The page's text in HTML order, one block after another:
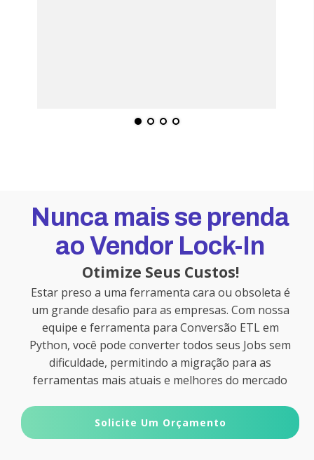
Nunca mais se prenda
ao Vendor Lock-In
Otimize Seus Custos!
Estar preso a uma ferramenta cara ou obsoleta é
um grande desafio para as empresas. Com nossa
equipe e ferramenta para Conversão ETL em
Python, você pode converter todos seus Jobs sem
dificuldade, permitindo a migração para as
ferramentas mais atuais e melhores do mercado
Solicite Um Orçamento